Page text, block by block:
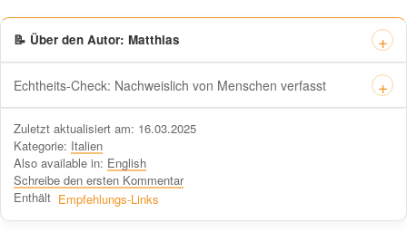
📝 Über den Autor: Matthias
Echtheits-Check: Nachweislich von Menschen verfasst
https://travel-du.de von Winston AI geprüft wurde und die Inhalte von
menschlichen Autoren ohne KI-Tools verfasst wurden.
Zuletzt aktualisiert am: 16.03.2025
Kategorie: Italien
Also available in: English
Schreibe den ersten Kommentar
Enthält Empfehlungs-Links